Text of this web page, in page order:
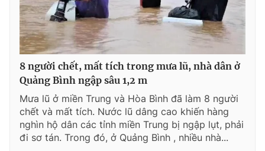
8 người chết, mất tích trong mưa lũ, nhà dân ở
Quảng Bình ngập sâu 1,2 m
Mưa lũ ở miền Trung và Hòa Bình đã làm 8 người
chết và mất tích. Nước lũ dâng cao khiến hàng
nghìn hộ dân các tỉnh miền Trung bị ngập lụt, phải
đi sơ tán. Trong đó, ở Quảng Bình , nhiều nhà...